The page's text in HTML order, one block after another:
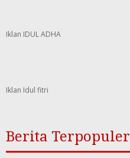
Iklan IDUL ADHA
Iklan Idul fitri
Berita Terpopuler